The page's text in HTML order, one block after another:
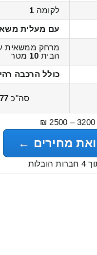
לקומה 1
עם מעלית
מרחק ממשאית
הבית10 מטר
כולל הרכבה
סה"כ
3200 – 2500 ₪
מחירים ←
הובלות